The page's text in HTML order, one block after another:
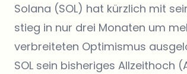
Solana (SOL) hat kürzlich mit
stieg in nur drei Monaten um
verbreiteten Optimismus
SOL sein bisheriges Allzeithoch